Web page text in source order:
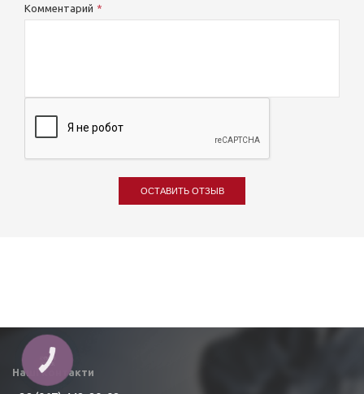
Комментарий
ОСТАВИТЬ ОТЗЫВ
Наші контакти
КНОПКА
ЗВ'ЯЗКУ